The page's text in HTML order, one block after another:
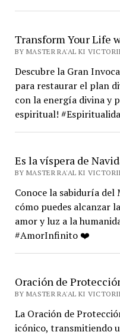
Transform Your Life
BY MASTER RA'AL KI
Descubre la Gran
para restaurar el plan
con la energía divina y
espiritual!
Es la víspera de
BY MASTER RA'AL KI
Conoce la sabiduría del
cómo puedes alcanzar
amor y luz a la
#AmorInfinito ❤️
Oración de
BY MASTER RA'AL KI
La Oración de
icónico, transmitiendo